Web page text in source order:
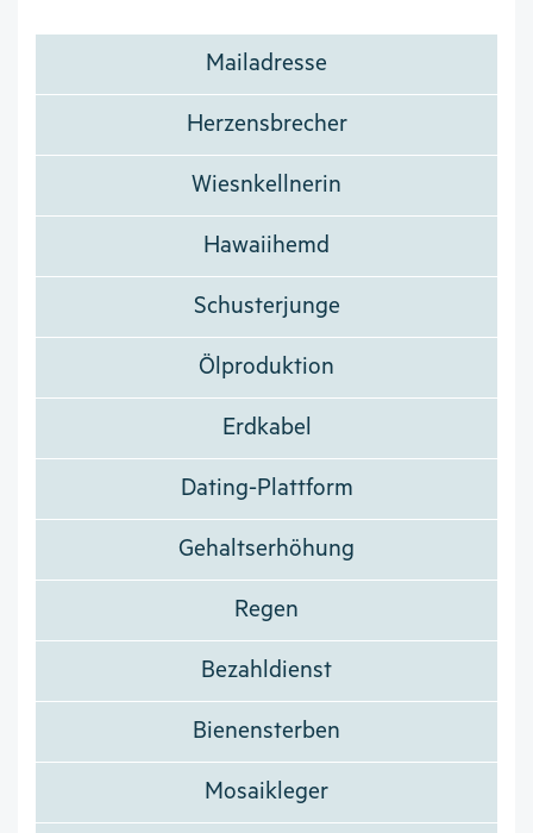
Mailadresse
Herzensbrecher
Wiesnkellnerin
Hawaiihemd
Schusterjunge
Ölproduktion
Erdkabel
Dating-Plattform
Gehaltserhöhung
Regen
Bezahldienst
Bienensterben
Mosaikleger